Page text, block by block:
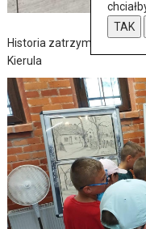
Historia zatrzymana w
Kierula
TAK